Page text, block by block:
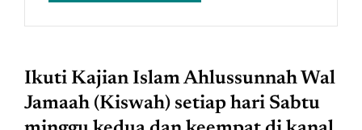
Ikuti Kajian Islam Ahlussunnah Wal
Jamaah (Kiswah) setiap hari Sabtu